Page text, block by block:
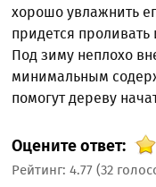
хорошо увлажнить
придется
Под зиму неплохо
минимальным
помогут дереву
Оцените ответ:
Рейтинг:4.77 (32